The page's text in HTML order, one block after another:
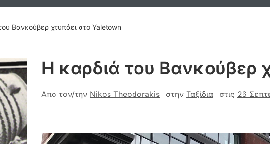
Βανκούβερ χτυπάει στο Yaletown
Η καρδιά του Βανκούβερ
Από τον/την Nikos Theodorakis στην Ταξίδια στις 26